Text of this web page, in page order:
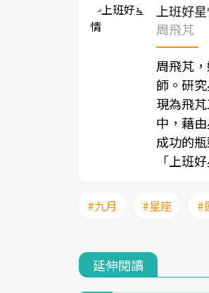
上班好
周飛芃
周飛芃
師。研
現為飛
中，藉
成功的瓶
「上班
#九月 #星座 #
延伸閱讀